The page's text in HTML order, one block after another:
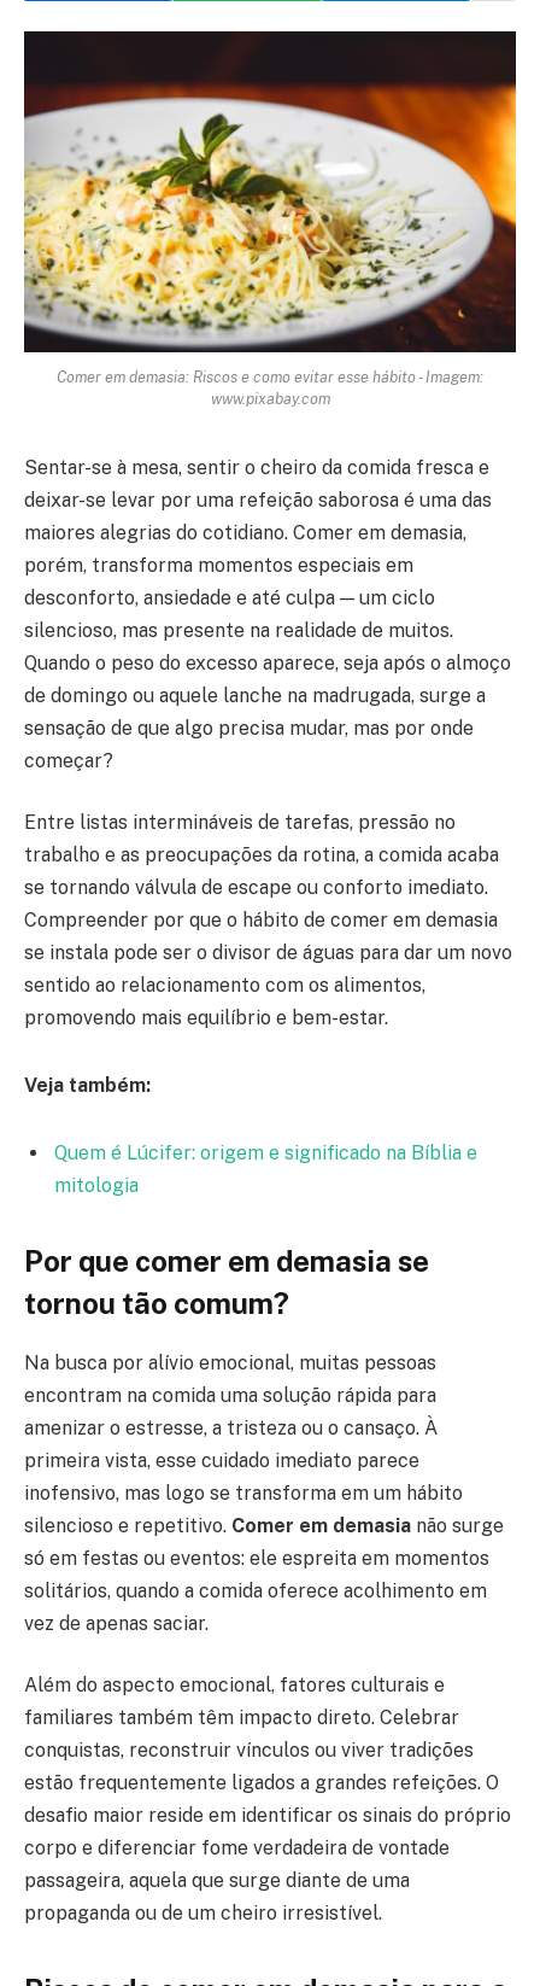
Comer em demasia: Riscos e como evitar esse hábito - Imagem:
www.pixabay.com
Sentar-se à mesa, sentir o cheiro da comida fresca e
deixar-se levar por uma refeição saborosa é uma das
maiores alegrias do cotidiano. Comer em demasia,
porém, transforma momentos especiais em
desconforto, ansiedade e até culpa — um ciclo
silencioso, mas presente na realidade de muitos.
Quando o peso do excesso aparece, seja após o almoço
de domingo ou aquele lanche na madrugada, surge a
sensação de que algo precisa mudar, mas por onde
começar?
Entre listas intermináveis de tarefas, pressão no
trabalho e as preocupações da rotina, a comida acaba
se tornando válvula de escape ou conforto imediato.
Compreender por que o hábito de comer em demasia
se instala pode ser o divisor de águas para dar um novo
sentido ao relacionamento com os alimentos,
promovendo mais equilíbrio e bem-estar.
Veja também:
Quem é Lúcifer: origem e significado na Bíblia e
mitologia
Por que comer em demasia se
tornou tão comum?
Na busca por alívio emocional, muitas pessoas
encontram na comida uma solução rápida para
amenizar o estresse, a tristeza ou o cansaço. À
primeira vista, esse cuidado imediato parece
inofensivo, mas logo se transforma em um hábito
silencioso e repetitivo. Comer em demasia não surge
só em festas ou eventos: ele espreita em momentos
solitários, quando a comida oferece acolhimento em
vez de apenas saciar.
Além do aspecto emocional, fatores culturais e
familiares também têm impacto direto. Celebrar
conquistas, reconstruir vínculos ou viver tradições
estão frequentemente ligados a grandes refeições. O
desafio maior reside em identificar os sinais do próprio
corpo e diferenciar fome verdadeira de vontade
passageira, aquela que surge diante de uma
propaganda ou de um cheiro irresistível.